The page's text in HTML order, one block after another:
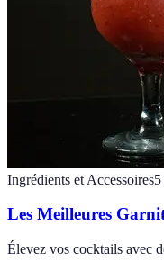
Ingrédients et Accessoires5
Les Meilleures
Élevez vos cocktails avec